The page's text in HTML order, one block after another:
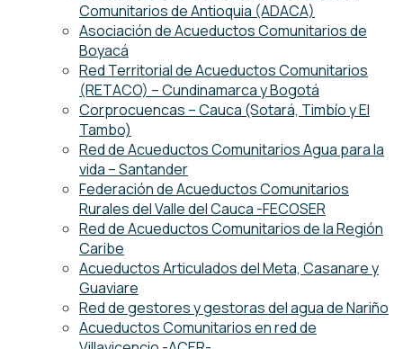
Comunitarios de Antioquia (ADACA)
Asociación de Acueductos Comunitarios de
Boyacá
Red Territorial de Acueductos Comunitarios
(RETACO) – Cundinamarca y Bogotá
Corprocuencas – Cauca (Sotará, Timbío y El
Tambo)
Red de Acueductos Comunitarios Agua para la
vida – Santander
Federación de Acueductos Comunitarios
Rurales del Valle del Cauca -FECOSER
Red de Acueductos Comunitarios de la Región
Caribe
Acueductos Articulados del Meta, Casanare y
Guaviare
Red de gestores y gestoras del agua de Nariño
Acueductos Comunitarios en red de